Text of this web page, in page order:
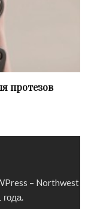
протезов
– Northwest